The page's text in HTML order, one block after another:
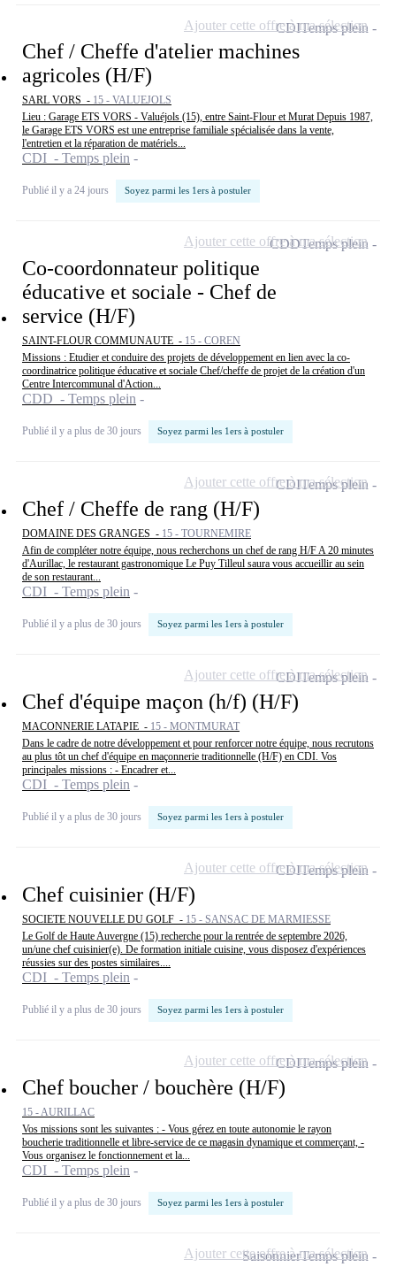
Chef / Cheffe d'atelier machines
agricoles (H/F)
SARL VORS - 15 - VALUEJOLS
Lieu : Garage ETS VORS - Valuéjols (15), entre Saint-Flour et Murat Depuis 1987,
le Garage ETS VORS est une entreprise familiale spécialisée dans la vente,
l'entretien et la réparation de matériels...
CDI - Temps plein
Publié il y a 24 jours Soyez parmi les 1ers à postuler
CDITemps plein
Ajouter cette offre à ma sélection
Co-coordonnateur politique
éducative et sociale - Chef de
service (H/F)
SAINT-FLOUR COMMUNAUTE - 15 - COREN
Missions : Etudier et conduire des projets de développement en lien avec la co-
coordinatrice politique éducative et sociale Chef/cheffe de projet de la création d'un
Centre Intercommunal d'Action...
CDD - Temps plein
Publié il y a plus de 30 jours Soyez parmi les 1ers à postuler
CDDTemps plein
Ajouter cette offre à ma sélection
Chef / Cheffe de rang (H/F)
DOMAINE DES GRANGES - 15 - TOURNEMIRE
Afin de compléter notre équipe, nous recherchons un chef de rang H/F A 20 minutes
d'Aurillac, le restaurant gastronomique Le Puy Tilleul saura vous accueillir au sein
de son restaurant...
CDI - Temps plein
Publié il y a plus de 30 jours Soyez parmi les 1ers à postuler
CDITemps plein
Ajouter cette offre à ma sélection
Chef d'équipe maçon (h/f) (H/F)
MACONNERIE LATAPIE - 15 - MONTMURAT
Dans le cadre de notre développement et pour renforcer notre équipe, nous recrutons
au plus tôt un chef d'équipe en maçonnerie traditionnelle (H/F) en CDI. Vos
principales missions : - Encadrer et...
CDI - Temps plein
Publié il y a plus de 30 jours Soyez parmi les 1ers à postuler
CDITemps plein
Ajouter cette offre à ma sélection
Chef cuisinier (H/F)
SOCIETE NOUVELLE DU GOLF - 15 - SANSAC DE MARMIESSE
Le Golf de Haute Auvergne (15) recherche pour la rentrée de septembre 2026,
un/une chef cuisinier(e). De formation initiale cuisine, vous disposez d'expériences
réussies sur des postes similaires....
CDI - Temps plein
Publié il y a plus de 30 jours Soyez parmi les 1ers à postuler
CDITemps plein
Ajouter cette offre à ma sélection
Chef boucher / bouchère (H/F)
15 - AURILLAC
Vos missions sont les suivantes : - Vous gérez en toute autonomie le rayon
boucherie traditionnelle et libre-service de ce magasin dynamique et commerçant, -
Vous organisez le fonctionnement et la...
CDI - Temps plein
Publié il y a plus de 30 jours Soyez parmi les 1ers à postuler
CDITemps plein
Ajouter cette offre à ma sélection
SaisonnierTemps plein
Ajouter cette offre à ma sélection